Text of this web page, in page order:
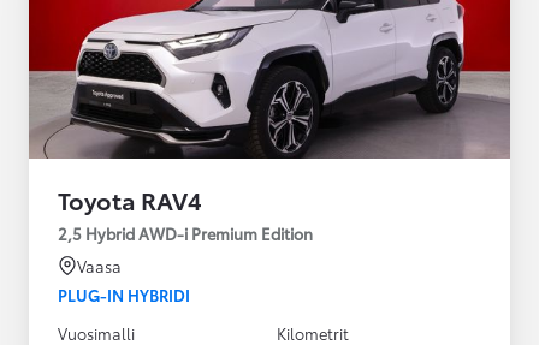
Toyota RAV4
2,5 Hybrid AWD-i Premium Edition
Vaasa
PLUG-IN HYBRIDI
Vuosimalli
Kilometrit